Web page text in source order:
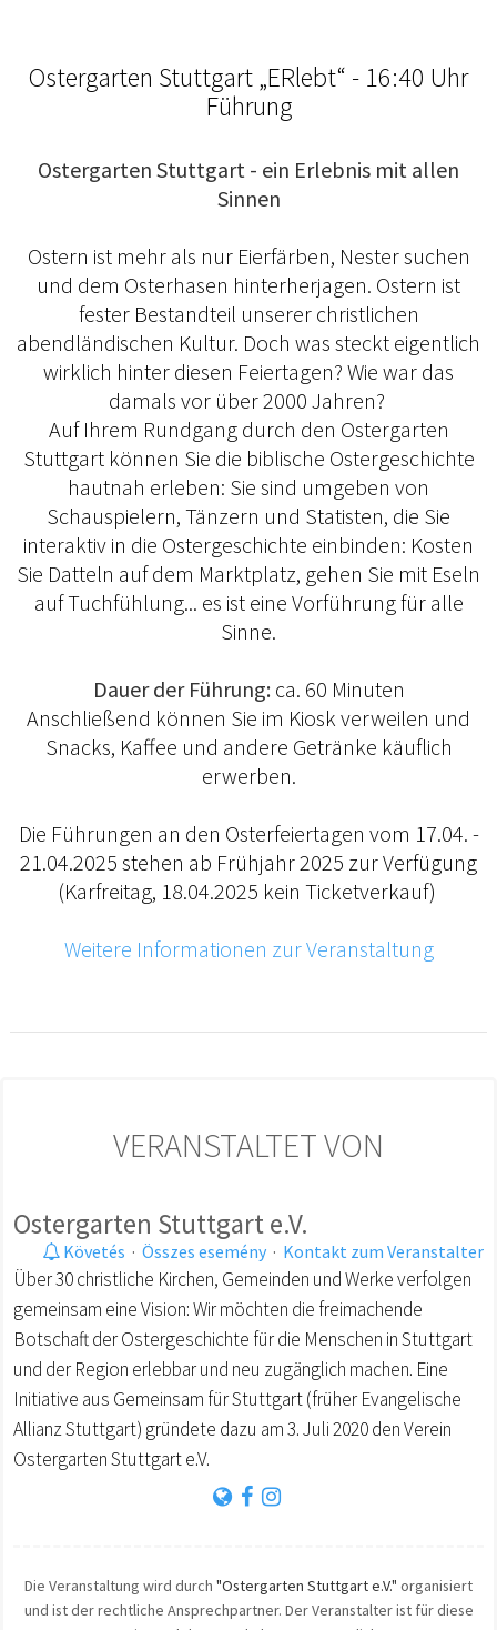
Ostergarten Stuttgart „ERlebt“ - 16:40 Uhr
Führung
Ostergarten Stuttgart - ein Erlebnis mit allen
Sinnen
Ostern ist mehr als nur Eierfärben, Nester suchen
und dem Osterhasen hinterherjagen. Ostern ist
fester Bestandteil unserer christlichen
abendländischen Kultur. Doch was steckt eigentlich
wirklich hinter diesen Feiertagen? Wie war das
damals vor über 2000 Jahren?
Auf Ihrem Rundgang durch den Ostergarten
Stuttgart können Sie die biblische Ostergeschichte
hautnah erleben: Sie sind umgeben von
Schauspielern, Tänzern und Statisten, die Sie
interaktiv in die Ostergeschichte einbinden: Kosten
Sie Datteln auf dem Marktplatz, gehen Sie mit Eseln
auf Tuchfühlung... es ist eine Vorführung für alle
Sinne.
Dauer der Führung:ca. 60 Minuten
Anschließend können Sie im Kiosk verweilen und
Snacks, Kaffee und andere Getränke käuflich
erwerben.
Die Führungen an den Osterfeiertagen vom 17.04. -
21.04.2025 stehen ab Frühjahr 2025 zur Verfügung
(Karfreitag, 18.04.2025 kein Ticketverkauf)
Weitere Informationen zur Veranstaltung
VERANSTALTET VON
Ostergarten Stuttgart e.V.
Követés · Összes esemény · Kontakt zum Veranstalter
Über 30 christliche Kirchen, Gemeinden und Werke verfolgen
gemeinsam eine Vision: Wir möchten die freimachende
Botschaft der Ostergeschichte für die Menschen in Stuttgart
und der Region erlebbar und neu zugänglich machen. Eine
Initiative aus Gemeinsam für Stuttgart (früher Evangelische
Allianz Stuttgart) gründete dazu am 3. Juli 2020 den Verein
Ostergarten Stuttgart e.V.
Die Veranstaltung wird durch "Ostergarten Stuttgart e.V." organisiert
und ist der rechtliche Ansprechpartner. Der Veranstalter ist für diese